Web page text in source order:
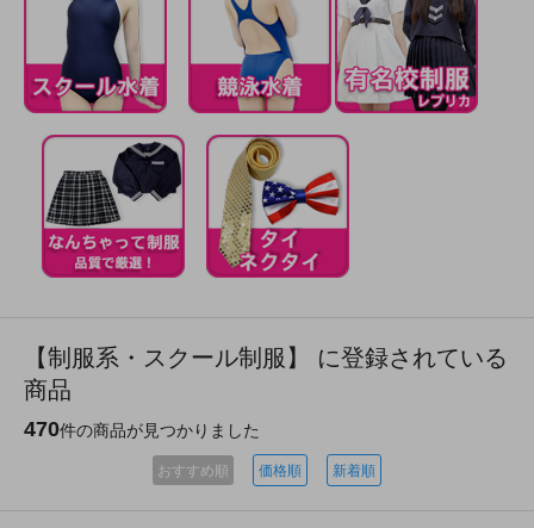
【制服系・スクール制服】 に登録されている
商品
470件の商品が見つかりました
おすすめ順 価格順 新着順